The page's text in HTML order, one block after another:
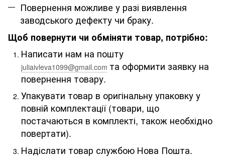
Повернення можливе у разі виявлення
заводського дефекту чи браку.
Щоб повернути чи обміняти товар, потрібно:
Написати нам на пошту
juliaivleva1099@gmail.com та оформити заявку на
повернення товару.
Упакувати товар в оригінальну упаковку у
повній комплектації (товари, що
постачаються в комплекті, також необхідно
повертати).
Надіслати товар службою Нова Пошта.